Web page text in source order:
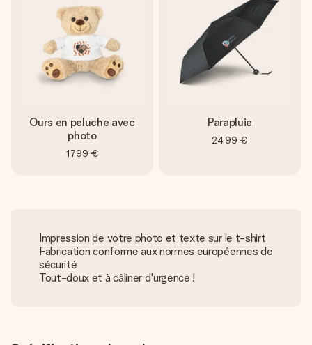
Ours en peluche avec
photo
17,99 €
Parapluie
24,99 €
Impression de votre photo et texte sur le t-shirt
Fabrication conforme aux normes européennes de
sécurité
Tout-doux et à câliner d'urgence !